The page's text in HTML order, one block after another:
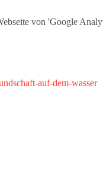
von 'Google
auf-dem-wasser